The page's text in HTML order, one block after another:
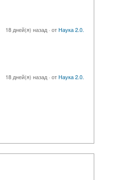
18 дней(я) назад· отНаука 2.0.
18 дней(я) назад· отНаука 2.0.